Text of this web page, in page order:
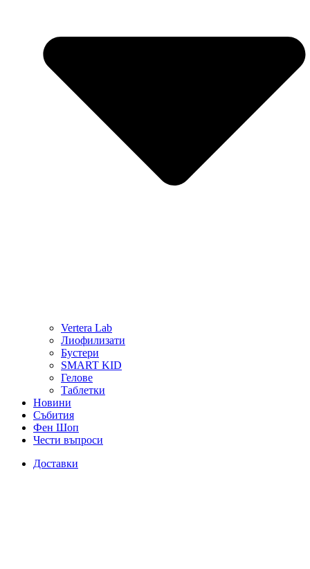
Vertera Lab
Лиофилизати
Бустери
SMART KID
Гелове
Таблетки
Новини
Събития
Фен Шоп
Чести въпроси
Доставки